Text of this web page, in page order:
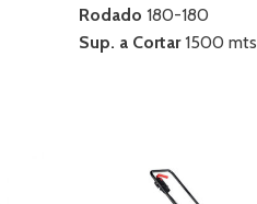
Rodado 180-180
Sup. a Cortar 1500 mts